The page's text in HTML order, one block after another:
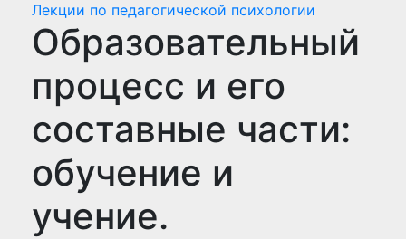
Лекции по педагогической психологии
Образовательный
процесс и его
составные части:
обучение и
учение.